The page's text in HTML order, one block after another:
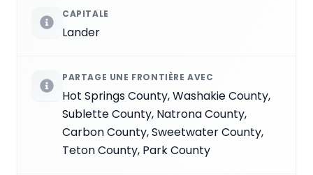
CAPITALE
Lander
PARTAGE UNE FRONTIÈRE AVEC
Hot Springs County, Washakie County,
Sublette County, Natrona County,
Carbon County, Sweetwater County,
Teton County, Park County